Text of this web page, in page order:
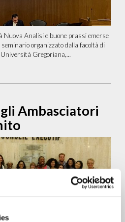
Nuova Analisi e buone prassi emerse
organizzato dalla facoltà di
Università Gregoriana,...
gli Ambasciatori